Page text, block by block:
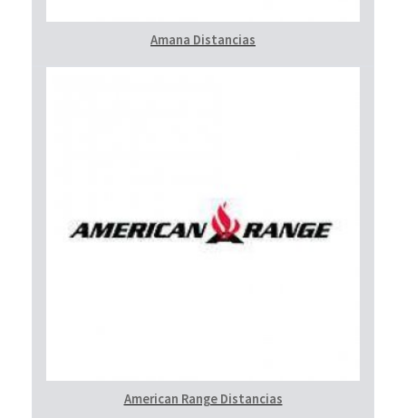
Amana Distancias
American Range Distancias